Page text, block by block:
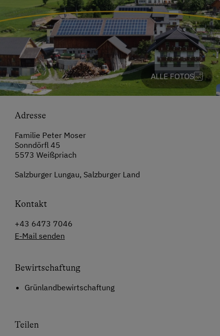
ALLE FOTOS
Adresse
Familie Peter Moser
Sonndörfl 45
5573 Weißpriach
Salzburger Lungau, Salzburger Land
Kontakt
+43 6473 7046
E-Mail senden
Bewirtschaftung
Grünlandbewirtschaftung
Teilen